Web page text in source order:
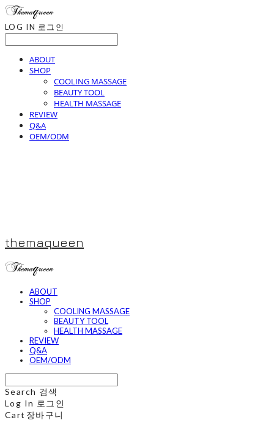
LOG IN 로그인
ABOUT
SHOP
COOLING MASSAGE
BEAUTY TOOL
HEALTH MASSAGE
REVIEW
Q&A
OEM/ODM
themaqueen
ABOUT
SHOP
COOLING MASSAGE
BEAUTY TOOL
HEALTH MASSAGE
REVIEW
Q&A
OEM/ODM
Search 검색
Log In 로그인
Cart 장바구니